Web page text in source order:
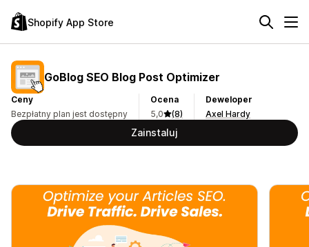
Shopify App Store
GoBlog SEO Blog Post Optimizer
Ceny
Bezpłatny plan jest dostępny
Ocena
5,0
(8)
Deweloper
Axel Hardy
Zainstaluj